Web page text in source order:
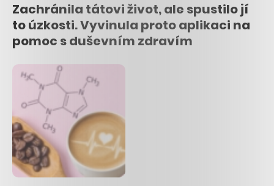
Zachránila tátovi život, ale spustilo jí
to úzkosti. Vyvinula proto aplikaci na
pomoc s duševním zdravím